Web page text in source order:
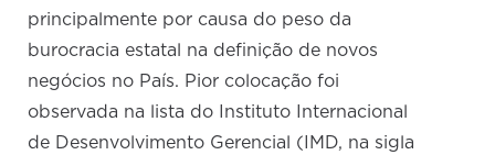
principalmente por causa do peso da
burocracia estatal na definição de novos
negócios no País. Pior colocação foi
observada na lista do Instituto Internacional
de Desenvolvimento Gerencial (IMD, na sigla